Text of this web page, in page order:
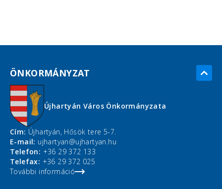
ÖNKORMÁNYZAT
Újhartyán Város Önkormányzata
Cím: Újhartyán, Hősök tere 5-7.
E-mail: ujhartyan@ujhartyan.hu
Telefon: +36 29 372 133
Telefax: +36 29 372 025
További információ